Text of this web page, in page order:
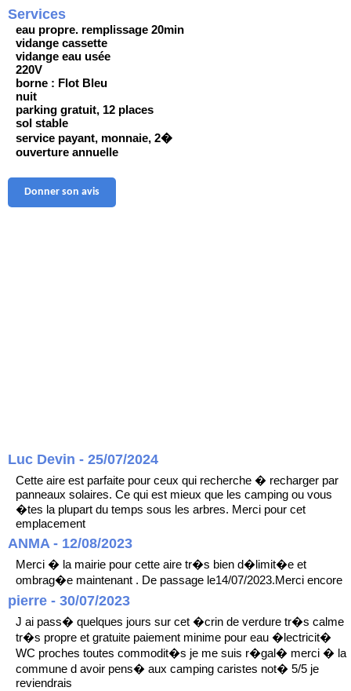
Services
eau propre. remplissage 20min
vidange cassette
vidange eau usée
220V
borne : Flot Bleu
nuit
parking gratuit, 12 places
sol stable
service payant, monnaie, 2�
ouverture annuelle
Donner son avis
Luc Devin - 25/07/2024
Cette aire est parfaite pour ceux qui recherche � recharger par
panneaux solaires. Ce qui est mieux que les camping ou vous
�tes la plupart du temps sous les arbres. Merci pour cet
emplacement
ANMA - 12/08/2023
Merci � la mairie pour cette aire tr�s bien d�limit�e et
ombrag�e maintenant . De passage le14/07/2023.Merci encore
pierre - 30/07/2023
J ai pass� quelques jours sur cet �crin de verdure tr�s calme
tr�s propre et gratuite paiement minime pour eau �lectricit�
WC proches toutes commodit�s je me suis r�gal� merci � la
commune d avoir pens� aux camping caristes not� 5/5 je
reviendrais